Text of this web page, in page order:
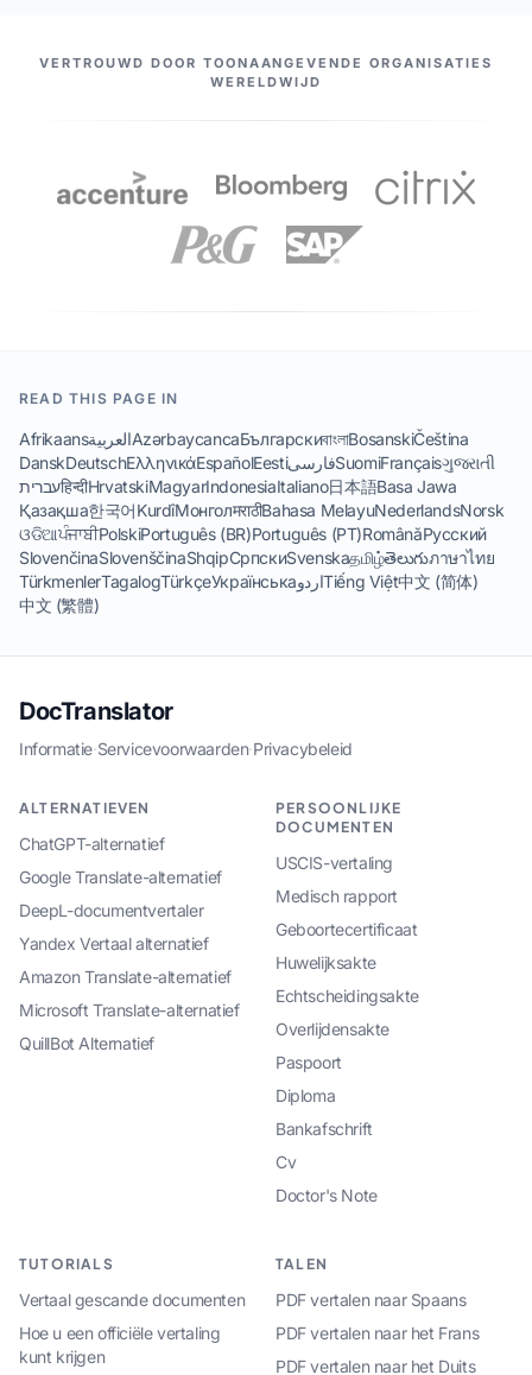
ONZE PARTNERS
VERTROUWD DOOR TOONAANGEVENDE ORGANISATIES
WERELDWIJD
READ THIS PAGE IN
AfrikaansالعربيةAzərbaycancaБългарскиবাংলাBosanskiČeština
DanskDeutschΕλληνικάEspañolEestiفارسیSuomiFrançaisગુજરાતી
עבריתहिन्दीHrvatskiMagyarIndonesiaItaliano日本語Basa Jawa
Қазақша한국어KurdîМонголमराठीBahasa MelayuNederlandsNorsk
ଓଡିଆਪੰਜਾਬੀPolskiPortuguês (BR)Português (PT)RomânăРусский
SlovenčinaSlovenščinaShqipСрпскиSvenskaதமிழ்తెలుగుภาษาไทย
TürkmenlerTagalogTürkçeУкраїнськаاردوTiếng Việt中文 (简体)
中文 (繁體)
DocTranslator
Informatie·Servicevoorwaarden·Privacybeleid
ALTERNATIEVEN
ChatGPT-alternatief
Google Translate-alternatief
DeepL-documentvertaler
Yandex Vertaal alternatief
Amazon Translate-alternatief
Microsoft Translate-alternatief
QuillBot Alternatief
PERSOONLIJKE
DOCUMENTEN
USCIS-vertaling
Medisch rapport
Geboortecertificaat
Huwelijksakte
Echtscheidingsakte
Overlijdensakte
Paspoort
Diploma
Bankafschrift
Cv
Doctor's Note
TUTORIALS
Vertaal gescande documenten
Hoe u een officiële vertaling
kunt krijgen
TALEN
PDF vertalen naar Spaans
PDF vertalen naar het Frans
PDF vertalen naar het Duits